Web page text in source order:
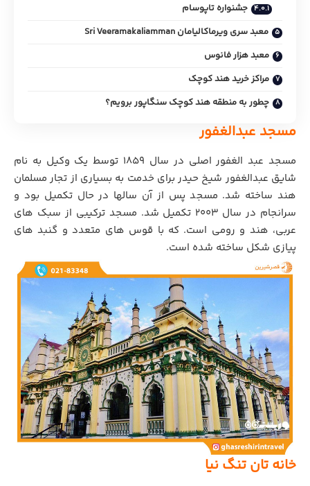
جشنواره تاپوسام
معبد سری ویرماکالیامان Sri Veeramakaliamman
معبد هزار فانوس
مراکز خرید هند کوچک
چطور به منطقه هند کوچک سنگاپور برویم؟
مسجد عبدالغفور
مسجد عبد الغفور اصلی در سال 1859 توسط یک وکیل به نام
شایق عبدالغفور شیخ حیدر برای خدمت به بسیاری از تجار مسلمان
هند ساخته شد. مسجد پس از آن سالها در حال تکمیل بود و
سرانجام در سال 2003 تکمیل شد. مسجد ترکیبی از سبک های
عربی، هند و رومی است. که با قوس های متعدد و گنبد های
پیازی شکل ساخته شده است.
خانه تان تنگ نیا